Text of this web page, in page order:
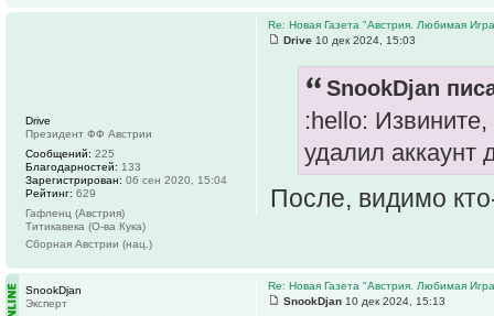
Re: Новая Газета "Австрия. Любимая
Drive 10 дек 2024, 15:03
SnookDjan
:hello:
удалил аккаунт
После, видимо
Drive
Президент ФФ Австрии
Сообщений: 225
Благодарностей: 133
Зарегистрирован: 06 сен 2020, 15:04
Рейтинг: 629
Гафленц (Австрия)
Титикавека (О-ва Кука)
Сборная Австрии (нац.)
Re: Новая Газета "Австрия. Любимая
SnookDjan 10 дек 2024, 15:13
SnookDjan
Эксперт